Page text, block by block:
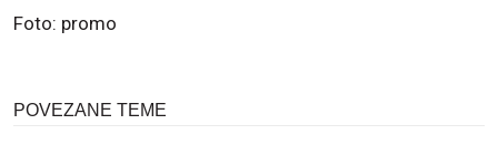
Foto: promo
POVEZANE TEME